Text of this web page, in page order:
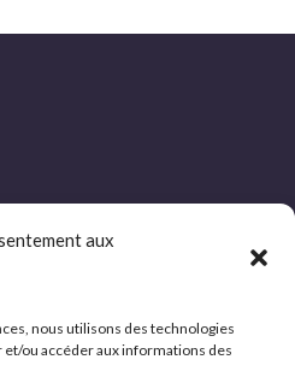
aux
nous utilisons des technologies
ou accéder aux informations des